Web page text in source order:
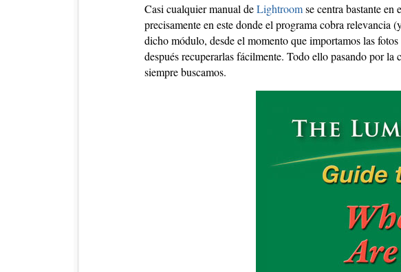
Casi cualquier manual deLightroomse centra bastante en
precisamente en este donde el programa cobra relevancia
dicho módulo, desde el momento que importamos las fotos
después recuperarlas fácilmente. Todo ello pasando por
siempre buscamos.